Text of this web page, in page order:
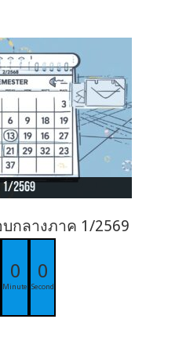
2569
กลางภาค 1/2569
0
Minute
0
Second